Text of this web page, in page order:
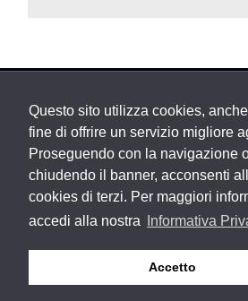
Questo sito utilizza cookies, anche
fine di offrire un servizio migliore
Proseguendo con la navigazione
chiudendo il banner, acconsenti
cookies di terzi. Per maggiori
accedi alla nostra
Informativa
Accetto
Copyright PDE srl società del Gruppo